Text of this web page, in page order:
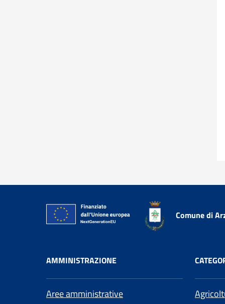
Comune di
AMMINISTRAZIONE
Aree amministrative